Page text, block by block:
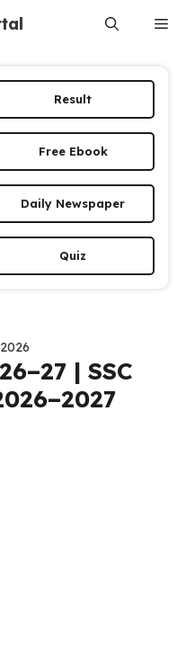
Result
Free Ebook
Daily Newspaper
Quiz
| SSC